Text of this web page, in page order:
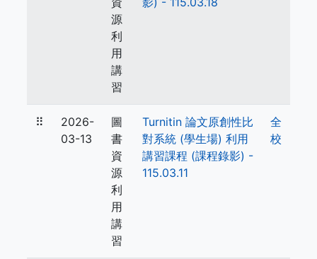
源
利
用
講
習
⠿
2026-
03-13
圖
書
資
源
利
用
講
習
Turnitin 論文原創性比
對系統 (學生場) 利用
講習課程 (課程錄影) -
115.03.11
全
校